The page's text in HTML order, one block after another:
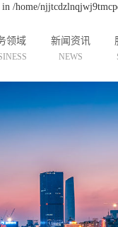
/home/
领域 新闻资讯
NEWS